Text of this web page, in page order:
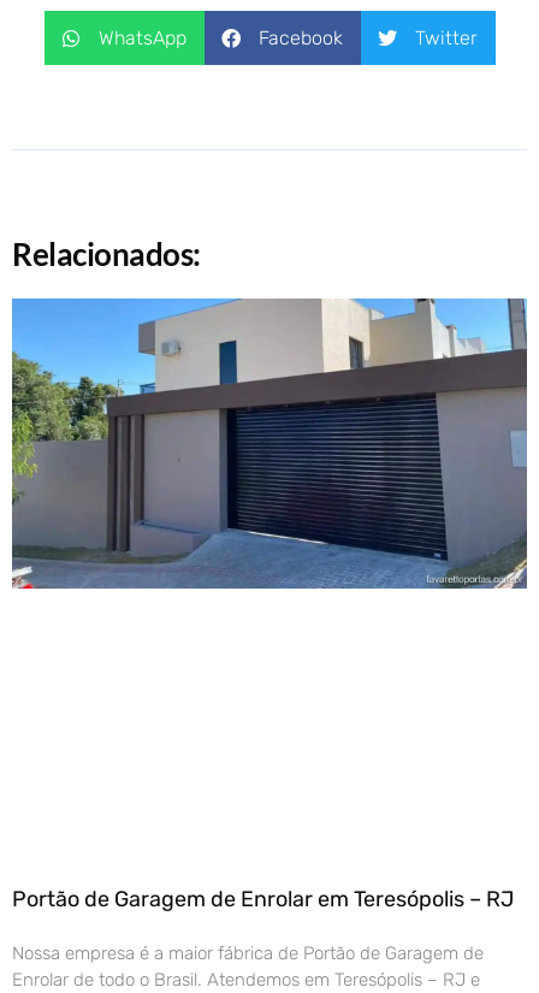
WhatsApp Facebook Twitter
Relacionados:
Portão de Garagem de Enrolar em Teresópolis – RJ
Nossa empresa é a maior fábrica de Portão de Garagem de
Enrolar de todo o Brasil. Atendemos em Teresópolis – RJ e